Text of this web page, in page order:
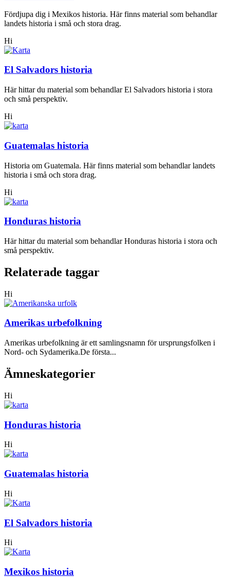
Fördjupa dig i Mexikos historia. Här finns material som behandlar
landets historia i små och stora drag.
Hi
El Salvadors historia
Här hittar du material som behandlar El Salvadors historia i stora
och små perspektiv.
Hi
Guatemalas historia
Historia om Guatemala. Här finns material som behandlar landets
historia i små och stora drag.
Hi
Honduras historia
Här hittar du material som behandlar Honduras historia i stora och
små perspektiv.
Relaterade taggar
Hi
Amerikas urbefolkning
Amerikas urbefolkning är ett samlingsnamn för ursprungsfolken i
Nord- och Sydamerika.De första...
Ämneskategorier
Hi
Honduras historia
Hi
Guatemalas historia
Hi
El Salvadors historia
Hi
Mexikos historia